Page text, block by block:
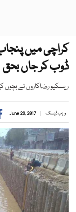
ڈوب کر جاں بحق
ریسکیو رضاکاروں نے بچوں
ویب ڈیسک June 29, 2017